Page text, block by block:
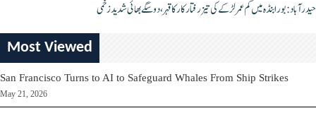
حیدرآباد: بورابنڈہ میں کم عمر لڑکے کی تیز رفتار کار کا قہر، دو سگے بھائی شدید زخمی
Most Viewed
San Francisco Turns to AI to Safeguard Whales From Ship Strikes
May 21, 2026